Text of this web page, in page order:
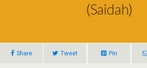
(Saidah)
Share Tweet Pin